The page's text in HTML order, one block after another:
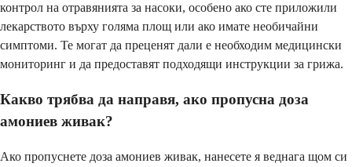
контрол на отравянията за насоки, особено ако сте приложили
лекарството върху голяма площ или ако имате необичайни
симптоми. Те могат да преценят дали е необходим медицински
мониторинг и да предоставят подходящи инструкции за грижа.
Какво трябва да направя, ако пропусна доза
амониев живак?
Ако пропуснете доза амониев живак, нанесете я веднага щом си